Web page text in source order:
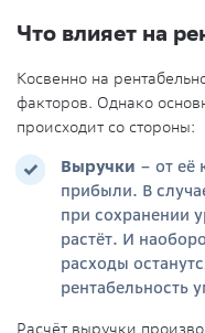
Что влияет на
Косвенно на
факторов. Однако
происходит со стороны:
Выручки – от её
прибыли. В
при сохранении
растёт. И
расходы
рентабельность
Расчёт выручки